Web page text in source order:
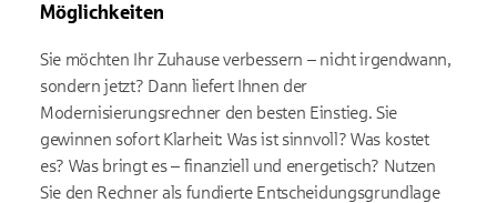
Möglichkeiten
Sie möchten Ihr Zuhause verbessern – nicht irgendwann,
sondern jetzt? Dann liefert Ihnen der
Modernisierungsrechner den besten Einstieg. Sie
gewinnen sofort Klarheit: Was ist sinnvoll? Was kostet
es? Was bringt es – finanziell und energetisch? Nutzen
Sie den Rechner als fundierte Entscheidungsgrundlage